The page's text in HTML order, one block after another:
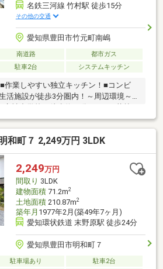
名鉄三河線 竹村駅 徒歩15分
その他の交通
愛知県豊田市竹元町南嶋
南道路
都市ガス
駐車2台 システムキッチン
作業しやすい独立キッチン！■コンビ
活施設が徒歩3分圏内！～周辺環境～□
竜神中学校：徒歩約39分□ドミー若林
ーマート豊田竹元町店：徒歩約2分□ス
和町７ 2,249万円 3LDK
2,249万円
間取り 3LDK
建物面積71.2m2
土地面積210.87m2
築年月 1977年2月(築49年7ヶ月)
愛知環状鉄道 末野原駅 徒歩24分
愛知県豊田市明和町７
駐車場あり 駐車2台